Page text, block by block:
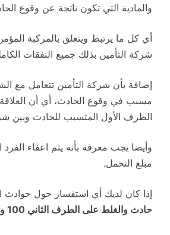
والمادية التي تكون ناتجة عن وقوع
أي كل ما يرتبط ويتعلق بالمركبة
شركة التأمين بذلك جميع النفقات
إضافة بأن شركة التأمين تتعامل مع
مسبب في وقوع الحادث، أي أن
الطرف الأول المتسبب للحادث وبين
وأيضا يجب معرفة بأنه يتم اعفاء
مبلغ التحمل.
إذا كان لديك أي استفسار حول حوادث
حادث والغلط على الطرف الثاني 100 وعندي تأمين شامل